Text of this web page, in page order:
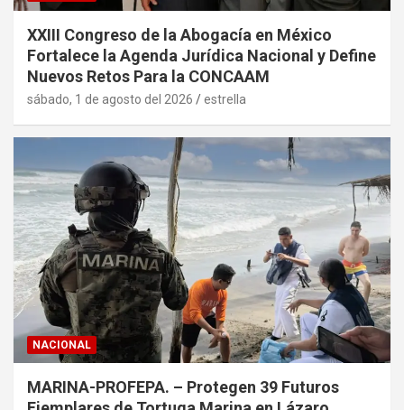
XXIII Congreso de la Abogacía en México
Fortalece la Agenda Jurídica Nacional y Define
Nuevos Retos Para la CONCAAM
sábado, 1 de agosto del 2026 estrella
NACIONAL
MARINA-PROFEPA. – Protegen 39 Futuros